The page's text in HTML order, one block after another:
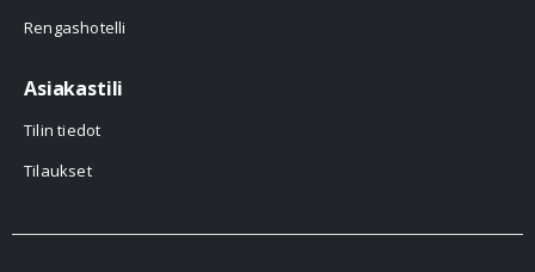
Rengashotelli
Asiakastili
Tilin tiedot
Tilaukset